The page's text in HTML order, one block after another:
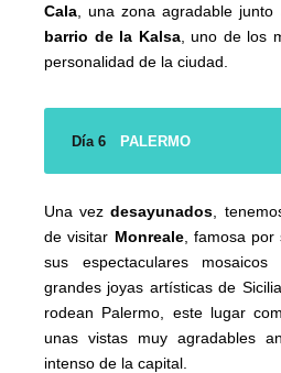
Cala , una zona agradable
barrio de la Kalsa, uno de los
personalidad de la ciudad.
Día 6 PALERMO
Una vezdesayunados ,
de visitar Monreale, famosa por
sus espectaculares
grandes joyas artísticas de
rodean Palermo, este lugar
unas vistas muy agradables
intenso de la capital.